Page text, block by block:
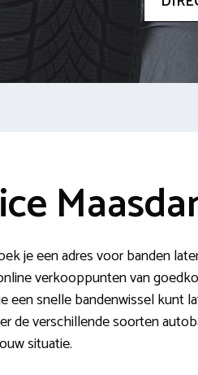
je een adres voor banden
verkooppunten van
een snelle bandenwissel kunt
de verschillende soorten
situatie.